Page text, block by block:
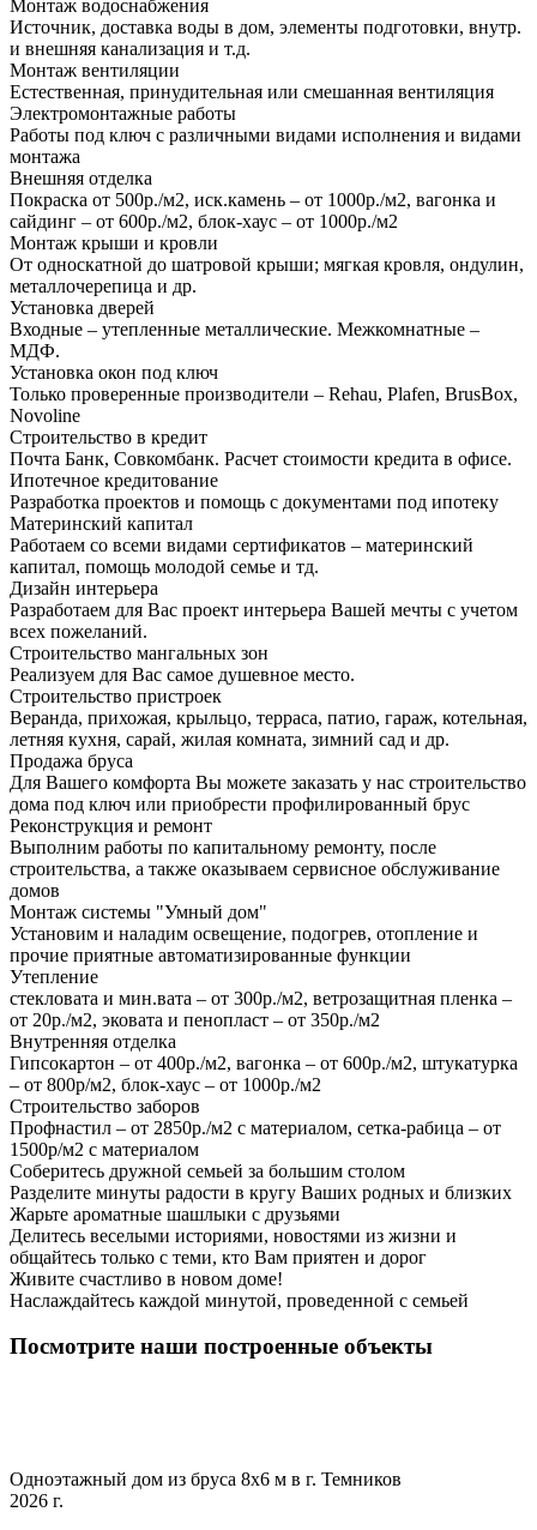
Монтаж водоснабжения
Источник, доставка воды в дом, элементы подготовки, внутр.
и внешняя канализация и т.д.
Монтаж вентиляции
Естественная, принудительная или смешанная вентиляция
Электромонтажные работы
Работы под ключ с различными видами исполнения и видами
монтажа
Внешняя отделка
Покраска от 500р./м2, иск.камень – от 1000р./м2, вагонка и
сайдинг – от 600р./м2, блок-хаус – от 1000р./м2
Монтаж крыши и кровли
От односкатной до шатровой крыши; мягкая кровля, ондулин,
металлочерепица и др.
Установка дверей
Входные – утепленные металлические. Межкомнатные –
МДФ.
Установка окон под ключ
Только проверенные производители – Rehau, Plafen, BrusBox,
Novoline
Строительство в кредит
Почта Банк, Совкомбанк. Расчет стоимости кредита в офисе.
Ипотечное кредитование
Разработка проектов и помощь с документами под ипотеку
Материнский капитал
Работаем со всеми видами сертификатов – материнский
капитал, помощь молодой семье и тд.
Дизайн интерьера
Разработаем для Вас проект интерьера Вашей мечты с учетом
всех пожеланий.
Строительство мангальных зон
Реализуем для Вас самое душевное место.
Строительство пристроек
Веранда, прихожая, крыльцо, терраса, патио, гараж, котельная,
летняя кухня, сарай, жилая комната, зимний сад и др.
Продажа бруса
Для Вашего комфорта Вы можете заказать у нас строительство
дома под ключ или приобрести профилированный брус
Реконструкция и ремонт
Выполним работы по капитальному ремонту, после
строительства, а также оказываем сервисное обслуживание
домов
Монтаж системы "Умный дом"
Установим и наладим освещение, подогрев, отопление и
прочие приятные автоматизированные функции
Утепление
стекловата и мин.вата – от 300р./м2, ветрозащитная пленка –
от 20р./м2, эковата и пенопласт – от 350р./м2
Внутренняя отделка
Гипсокартон – от 400р./м2, вагонка – от 600р./м2, штукатурка
– от 800р/м2, блок-хаус – от 1000р./м2
Строительство заборов
Профнастил – от 2850р./м2 с материалом, сетка-рабица – от
1500р/м2 с материалом
Соберитесь дружной семьей за большим столом
Разделите минуты радости в кругу Ваших родных и близких
Жарьте ароматные шашлыки с друзьями
Делитесь веселыми историями, новостями из жизни и
общайтесь только с теми, кто Вам приятен и дорог
Живите счастливо в новом доме!
Наслаждайтесь каждой минутой, проведенной с семьей
Посмотрите наши построенные объекты
Одноэтажный дом из бруса 8х6 м в г. Темников
2026 г.